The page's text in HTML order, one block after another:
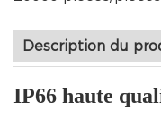
Description du
IP66 haute